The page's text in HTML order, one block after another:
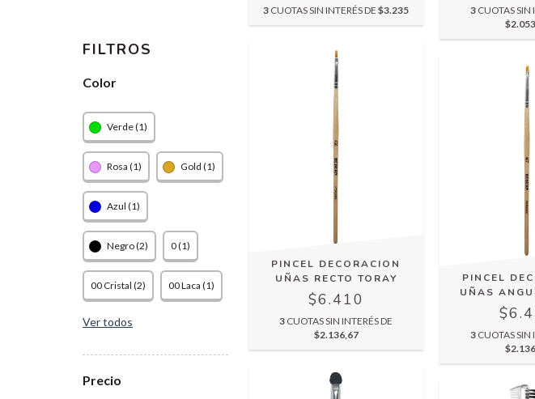
FILTROS
Color
Verde (1)
Rosa (1) Gold (1)
Azul (1)
Negro (2) 0 (1)
00 Cristal (2) 00 Laca (1)
Ver todos
Precio
3 CUOTAS SIN INTERÉS DE$3.235 3 CUOTAS SIN
PINCEL DECORACION
UÑAS RECTO TORAY
$6.410
3 CUOTAS SIN INTERÉS DE
$2.136,67
PINCEL
UÑAS
3 CUOTAS SIN